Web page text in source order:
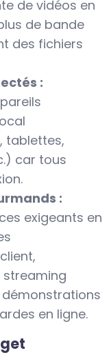
de vidéos en
de bande
des fichiers
:
tablettes,
car tous
:
exigeants en
en ligne.